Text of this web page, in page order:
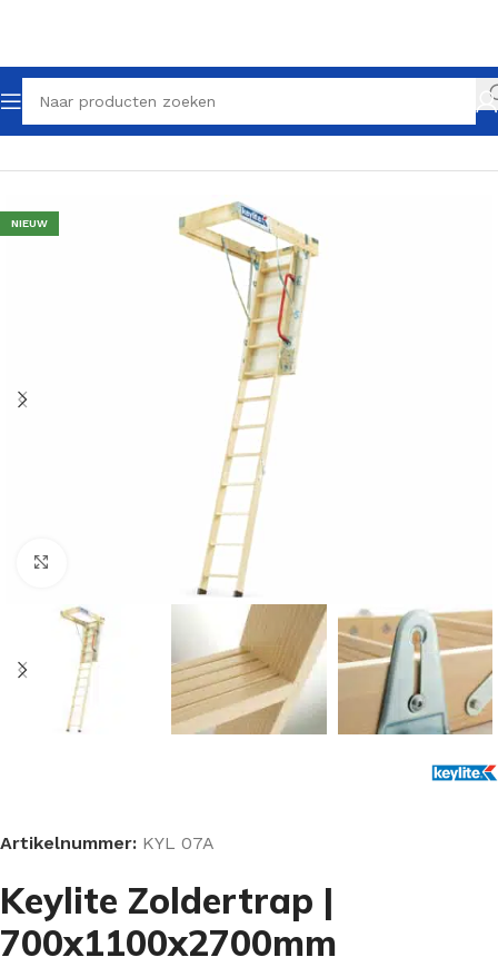
Home Zoldertrappen
NIEUW
Klik om te vergroten
Artikelnummer: KYL 07A
Keylite Zoldertrap |
700x1100x2700mm